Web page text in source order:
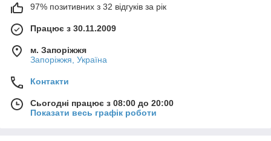
97% позитивних з 32 відгуків за рік
Працює з 30.11.2009
м. Запоріжжя
Запоріжжя, Україна
Контакти
Сьогодні працює з 08:00 до 20:00
Показати весь графік роботи